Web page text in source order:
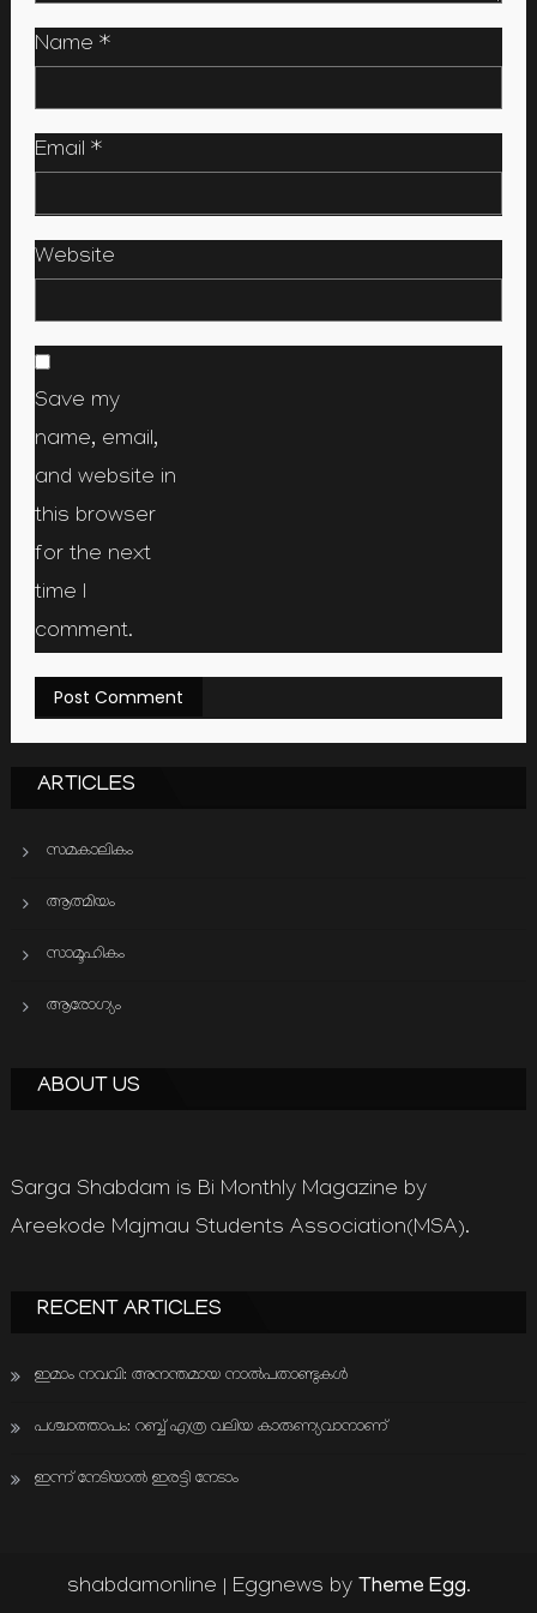
Name *
Email *
Website
Save my
name, email,
and website in
this browser
for the next
time I
comment.
ARTICLES
സമകാലികം
ആത്മിയം
സാമൂഹികം
ആരോഗ്യം
ABOUT US
Sarga Shabdam is Bi Monthly Magazine by
Areekode Majmau Students Association(MSA).
RECENT ARTICLES
ഇമാം നവവി: അനന്തമായ നാൽപതാണ്ടുകൾ
പശ്ചാത്താപം: റബ്ബ് എത്ര വലിയ കാരുണ്യവാനാണ്
ഇന്ന് നേടിയാൽ ഇരട്ടി നേടാം
shabdamonline Eggnews by Theme Egg.